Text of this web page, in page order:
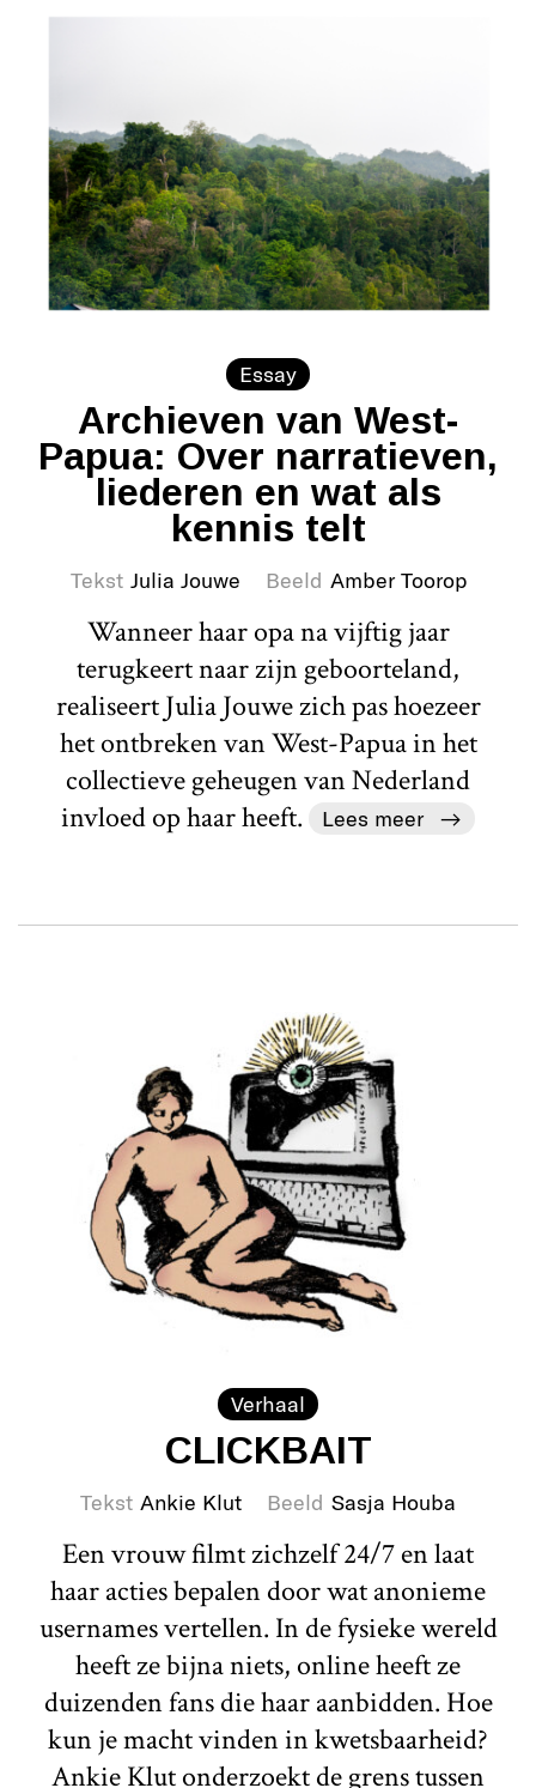
Essay
Archieven van West-
Papua: Over narratieven,
liederen en wat als
kennis telt
Tekst Julia Jouwe Beeld Amber Toorop
Wanneer haar opa na vijftig jaar
terugkeert naar zijn geboorteland,
realiseert Julia Jouwe zich pas hoezeer
het ontbreken van West-Papua in het
collectieve geheugen van Nederland
invloed op haar heeft.
Lees meer
Verhaal
CLICKBAIT
Tekst Ankie Klut Beeld Sasja Houba
Een vrouw filmt zichzelf 24/7 en laat
haar acties bepalen door wat anonieme
usernames vertellen. In de fysieke wereld
heeft ze bijna niets, online heeft ze
duizenden fans die haar aanbidden. Hoe
kun je macht vinden in kwetsbaarheid?
Ankie Klut onderzoekt de grens tussen